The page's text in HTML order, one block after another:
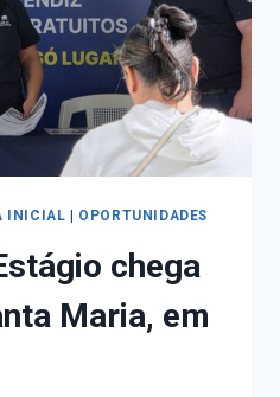
INICIAL OPORTUNIDADES
chega
Maria, em